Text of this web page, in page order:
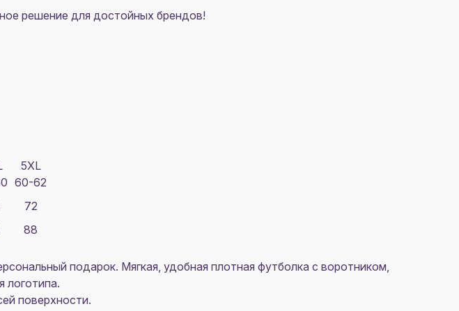
решение для достойных брендов!
5XL
60-62
72
88
подарок. Мягкая, удобная плотная футболка с воротником,
логотипа.
поверхности.